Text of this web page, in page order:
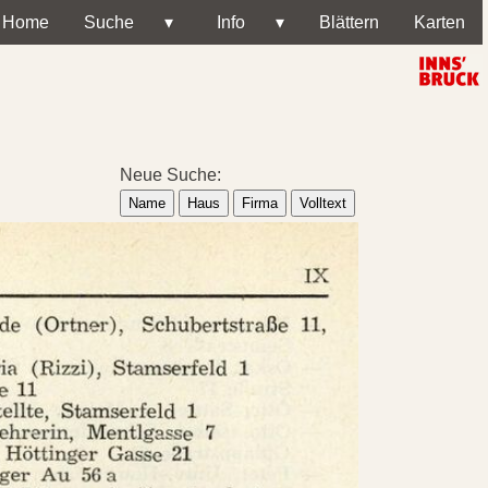
Home Suche ▾ Info ▾ Blättern Karten
Neue Suche:
Name Haus Firma Volltext